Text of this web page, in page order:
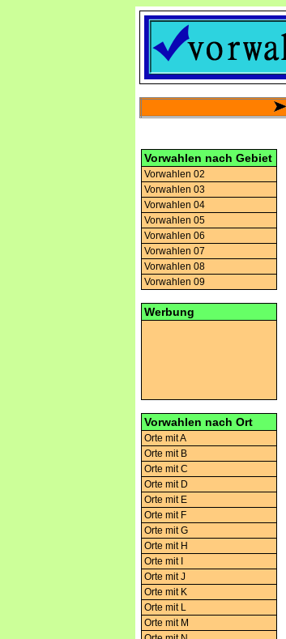
Vorwahlen nach Gebiet
Vorwahlen 02
Vorwahlen 03
Vorwahlen 04
Vorwahlen 05
Vorwahlen 06
Vorwahlen 07
Vorwahlen 08
Vorwahlen 09
Werbung
Vorwahlen nach Ort
Orte mit A
Orte mit B
Orte mit C
Orte mit D
Orte mit E
Orte mit F
Orte mit G
Orte mit H
Orte mit I
Orte mit J
Orte mit K
Orte mit L
Orte mit M